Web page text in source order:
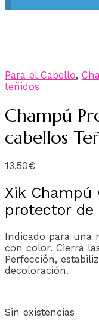
Para el Cabello,
teñidos
Champú
cabellos
13,50€
Xik Champú
protector
Indicado para una
con color. Cierra
Perfección,
decoloración.
Sin existencias